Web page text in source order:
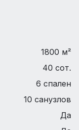
1800 м²
40 сот.
6 спален
10 санузлов
Да